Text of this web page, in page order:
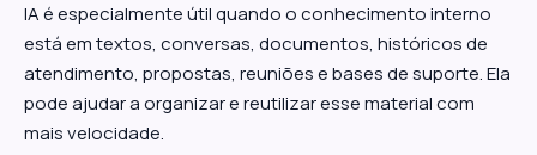
IA é especialmente útil quando o conhecimento interno
está em textos, conversas, documentos, históricos de
atendimento, propostas, reuniões e bases de suporte. Ela
pode ajudar a organizar e reutilizar esse material com
mais velocidade.